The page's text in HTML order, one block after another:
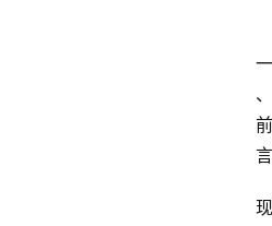
一
、
前
言
现